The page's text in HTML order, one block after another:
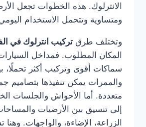
الانترلوك. هذه الخطوات تجعل
ومتساوية وتتحمل الاستخدام
وتختلف طرق تركيب انترلوك في
المكان المطلوب. فمداخل
سماكات أقوى وتركيب أكثر تحملًا،
والممرات يمكن تنفيذها بتصاميم
متعددة. أما الأحواش والجلسات
إلى تنسيق بين الأرضيات
الزراعة، الإضاءة، والواجهات.